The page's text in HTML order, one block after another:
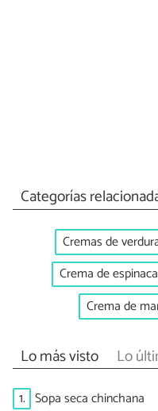
Categorías
Cremas de
Crema de
Crema de
Lo más visto Lo
1. Sopa seca chinchana